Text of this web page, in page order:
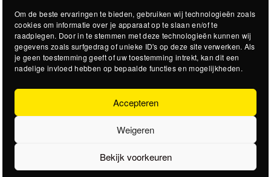
Om de beste ervaringen te bieden, gebruiken wij technologieën zoals
cookies om informatie over je apparaat op te slaan en/of te
raadplegen. Door in te stemmen met deze technologieën kunnen wij
gegevens zoals surfgedrag of unieke ID's op deze site verwerken. Als
je geen toestemming geeft of uw toestemming intrekt, kan dit een
nadelige invloed hebben op bepaalde functies en mogelijkheden.
Accepteren
Weigeren
Bekijk voorkeuren